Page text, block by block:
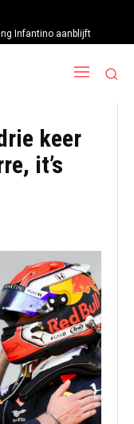
Infantino aanblijft
keer
it’s